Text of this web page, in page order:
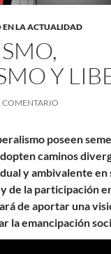
LA ACTUALIDAD
Y
COMENTARIO
poseen
caminos
y ambivalente en
de la participación
de aportar una
la emancipación